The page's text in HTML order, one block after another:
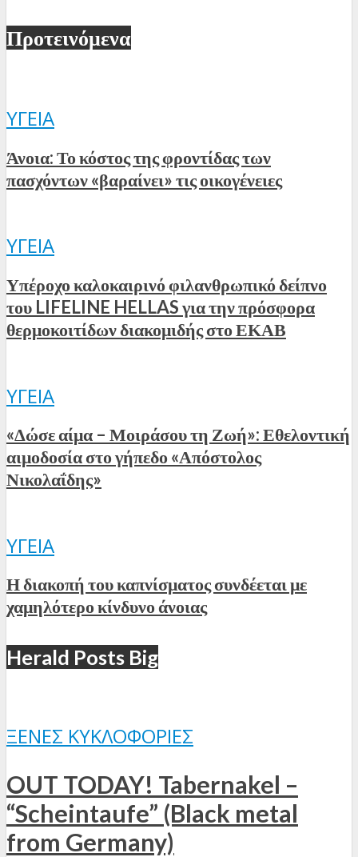
Προτεινόμενα
ΥΓΕΊΑ
Άνοια: Το κόστος της φροντίδας των
πασχόντων «βαραίνει» τις οικογένειες
ΥΓΕΊΑ
Υπέροχο καλοκαιρινό φιλανθρωπικό δείπνο
του LIFELINE HELLAS για την πρόσφορα
θερμοκοιτίδων διακομιδής στο ΕΚΑΒ
ΥΓΕΊΑ
«Δώσε αίμα – Μοιράσου τη Ζωή»: Εθελοντική
αιμοδοσία στο γήπεδο «Απόστολος
Νικολαΐδης»
ΥΓΕΊΑ
Η διακοπή του καπνίσματος συνδέεται με
χαμηλότερο κίνδυνο άνοιας
Herald Posts Big
ΞΈΝΕΣ ΚΥΚΛΟΦΟΡΊΕΣ
OUT TODAY! Tabernakel –
“Scheintaufe” (Black metal
from Germany)